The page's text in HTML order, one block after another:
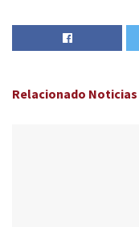
Relacionado Noticias